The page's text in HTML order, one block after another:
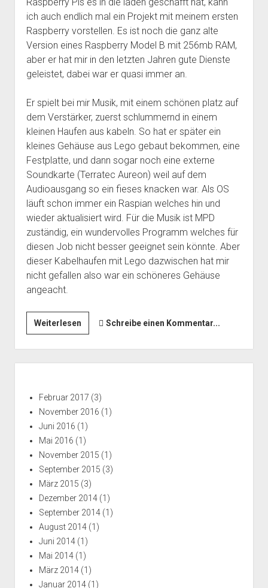
ich auch endlich mal ein Projekt mit meinem ersten
Raspberry vorstellen. Es ist noch die ganz alte
Version eines Raspberry Model B mit 256mb RAM,
aber er hat mir in den letzten Jahren gute Dienste
geleistet, dabei war er quasi immer an.
Er spielt bei mir Musik, mit einem schönen platz auf
dem Verstärker, zuerst schlummernd in einem
kleinen Haufen aus kabeln. So hat er später ein
kleines Gehäuse aus Lego gebaut bekommen, eine
Festplatte, und dann sogar noch eine externe
Soundkarte (Terratec Aureon) weil auf dem
Audioausgang so ein fieses knacken war. Als OS
läuft schon immer ein Raspian welches hin und
wieder aktualisiert wird. Für die Musik ist MPD
zuständig, ein wundervolles Programm welches für
diesen Job nicht besser geeignet sein könnte. Aber
dieser Kabelhaufen mit Lego dazwischen hat mir
nicht gefallen also war ein schöneres Gehäuse
angeacht.
WeiterlesenRaspberry
Pi
Music
Player
Schreibe einen Kommentar...
Februar 2017 (3)
November 2016 (1)
Juni 2016 (1)
Mai 2016 (1)
November 2015 (1)
September 2015 (3)
März 2015 (3)
Dezember 2014(1)
September 2014(1)
August 2014(1)
Juni 2014(1)
Mai 2014(1)
März 2014(1)
Januar 2014(1)